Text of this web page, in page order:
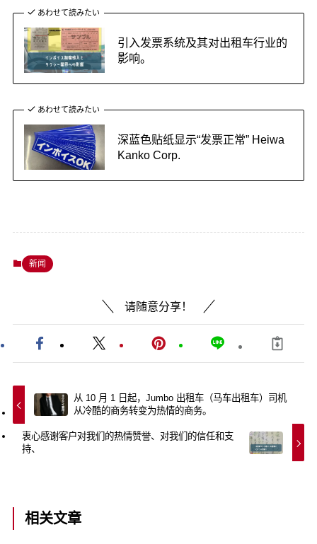
あわせて読みたい
引入发票系统及其对出租车行业的
影响。
あわせて読みたい
深蓝色贴纸显示“发票正常” Heiwa
Kanko Corp.
新闻
请随意分享！
从 10 月 1 日起，Jumbo 出租车（马车出租车）司机
从冷酷的商务转变为热情的商务。
衷心感谢客户对我们的热情赞誉、对我们的信任和支
持、
相关文章